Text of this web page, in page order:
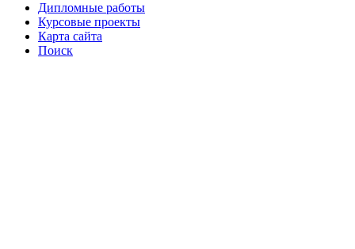
Дипломные работы
Курсовые проекты
Карта сайта
Поиск